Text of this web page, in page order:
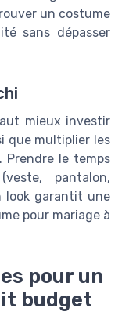
un costume
sans dépasser
mieux investir
que multiplier les
Prendre le temps
pantalon,
look garantit une
pour mariage à
pour un
budget